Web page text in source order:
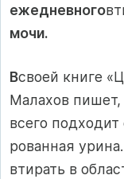
ежедневного
мочи.
Всвоей книге
Малахов
всего
рованная
втирать в